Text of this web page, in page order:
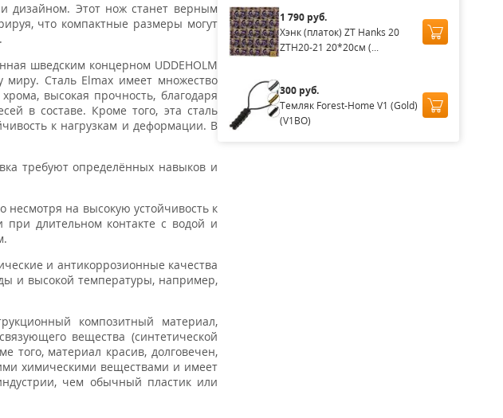
дизайном. Этот нож станет верным
что компактные размеры могут
шведским концерном UDDEHOLM
Сталь Elmax имеет множество
высокая прочность, благодаря
в составе. Кроме того, эта сталь
к нагрузкам и деформации. В
требуют определённых навыков и
несмотря на высокую устойчивость к
при длительном контакте с водой и
и антикоррозионные качества
и высокой температуры, например,
композитный материал,
вещества (синтетической
того, материал красив, долговечен,
химическими веществами и имеет
чем обычный пластик или
1 790 руб.
Хэнк (платок) ZT Hanks 20
ZTH20-21 20*20см (...
300 руб.
Темляк Forest-Home V1 (Gold)
(V1BO)